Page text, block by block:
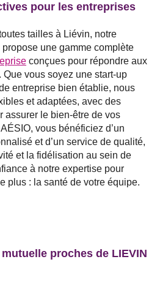
pour les entreprises
tailles à Liévin, notre
une gamme complète
conçues pour répondre aux
vous soyez une start-up
entreprise bien établie, nous
et adaptées, avec des
assurer le bien-être de vos
vous bénéficiez d’un
et d’un service de qualité,
et la fidélisation au sein de
à notre expertise pour
plus : la santé de votre équipe.
proches de LIEVIN